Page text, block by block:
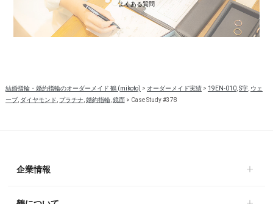
よくある質問
結婚指輪・婚約指輪のオーダーメイド 鶴 (mikoto) > オーダーメイド実績> 19EN-010,S字, ウェ
ーブ, ダイヤモンド, プラチナ,婚約指輪,鏡面 > Case Study #378
企業情報